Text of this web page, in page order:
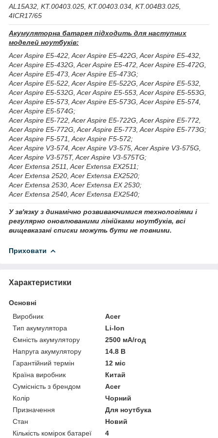
AL15A32, KT.00403.025, KT.00403.034, KT.004B3.025,
4ICR17/65
Акумуляторна батарея підходить для наступних
моделей ноутбуків:
Acer Aspire E5-422, Acer Aspire E5-422G, Acer Aspire E5-432,
Acer Aspire E5-432G, Acer Aspire E5-472, Acer Aspire E5-472G,
Acer Aspire E5-473, Acer Aspire E5-473G;
Acer Aspire E5-522, Acer Aspire E5-522G, Acer Aspire E5-532,
Acer Aspire E5-532G, Acer Aspire E5-553, Acer Aspire E5-553G,
Acer Aspire E5-573, Acer Aspire E5-573G, Acer Aspire E5-574,
Acer Aspire E5-574G;
Acer Aspire E5-722, Acer Aspire E5-722G, Acer Aspire E5-772,
Acer Aspire E5-772G, Acer Aspire E5-773, Acer Aspire E5-773G;
Acer Aspire F5-571, Acer Aspire F5-572;
Acer Aspire V3-574, Acer Aspire V3-575, Acer Aspire V3-575G,
Acer Aspire V3-575T, Acer Aspire V3-575TG;
Acer Extensa 2511, Acer Extensa EX2511;
Acer Extensa 2520, Acer Extensa EX2520;
Acer Extensa 2530, Acer Extensa EX 2530;
Acer Extensa 2540, Acer Extensa EX2540;
У зв'язку з динамічно розвиваючимися технологіями і
регулярно оновлюваними лінійками ноутбуків, всі
вищевказані списки можуть бути не повними.
Приховати
Характеристики
Основні
Виробник
Acer
Тип акумулятора
Li-Ion
Ємність акумулятору
2500 мА/год
Напруга акумулятору
14.8 В
Гарантійний термін
12 міс
Країна виробник
Китай
Сумісність з брендом
Acer
Колір
Чорний
Призначення
Для ноутбука
Стан
Новий
Кількість комірок батареї
4